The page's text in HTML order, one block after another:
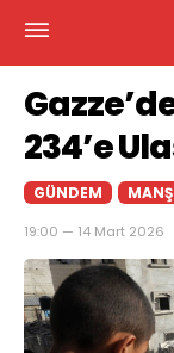
234’e
GÜNDEM
19:00 — 14 Mart 2026